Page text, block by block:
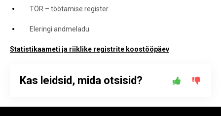
TÖR – töötamise register
Eleringi andmeladu
Statistikaameti ja riiklike registrite koostööpäev
Kas leidsid, mida otsisid?